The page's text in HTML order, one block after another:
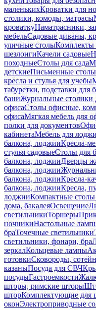
маленькихКроватки для
столики, комоды, матрасы
кроваткуНаматрасники,
мебельСадовые диваны,
уличные столыКомплекты
шезлонгиКачели садовые
походныеСтолы для сада
детскиеПисьменные столы
кресла и стулья для учебы
табуретки, подставки для
баниЖурнальные столики
офисаСтолы офисные,
офисаМягкая мебель для
полки для документов
кабинетаМебель для
балкона, лоджииКресла-
стулья садовыеСтолы для
балкона, лоджииДверцы
балкона, лоджии
балкона, лоджииКресла-
балкона, лоджииКресла,
лоджииКомпактные
дома, бакалеяОсвещение
светильникиТоршеры
ночникиНастольные
браТочечные светильники
светильники, фонари, бра
зеркалКольцевые лампы
готовкиСковороды,
казаныПосуда для СВЧ
посудыГастроемкости
шторы, римские шторы
шторКомплектующие для
оконЭлектроприводные